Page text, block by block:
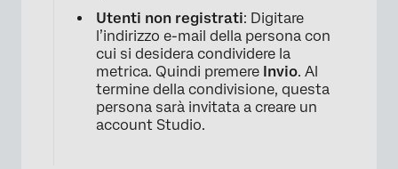
Utenti non registrati: Digitare
l’indirizzo e-mail della persona con
cui si desidera condividere la
metrica. Quindi premere Invio. Al
termine della condivisione, questa
persona sarà invitata a creare un
account Studio.